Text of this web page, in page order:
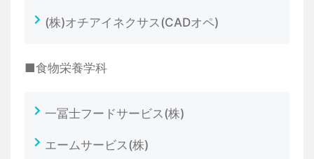
(株)オチアイネクサス(CADオペ)
■食物栄養学科
一冨士フードサービス(株)
エームサービス(株)